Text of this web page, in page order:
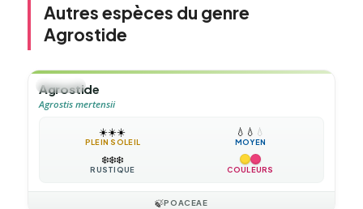
Autres espèces du genre
Agrostide
🌿HERBE
Agrostide
Agrostis mertensii
☀️☀️☀️
PLEIN SOLEIL
💧 💧 💧
MOYEN
❄️❄️❄️
RUSTIQUE COULEURS
🍃POACEAE